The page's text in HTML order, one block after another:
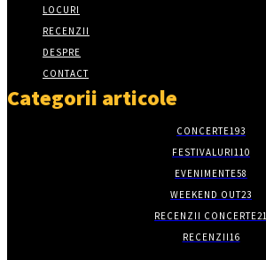
LOCURI
RECENZII
DESPRE
CONTACT
Categorii articole
CONCERTE193
FESTIVALURI110
EVENIMENTE58
WEEKEND OUT23
RECENZII CONCERTE21
RECENZII16